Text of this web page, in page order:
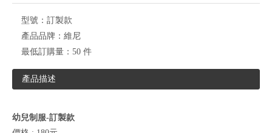
型號： 訂製款
產品品牌： 維尼
最低訂購量： 50 件
產品描述
幼兒制服-訂製款